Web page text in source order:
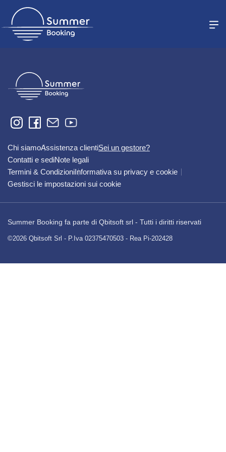
Chi siamoAssistenza clientiSei un gestore?
Contatti e sediNote legali
Termini & CondizioniInformativa su privacy e cookie
Gestisci le impostazioni sui cookie
Summer Booking fa parte di Qbitsoft srl - Tutti i diritti riservati
©2026 Qbitsoft Srl - P.Iva 02375470503 - Rea Pi-202428